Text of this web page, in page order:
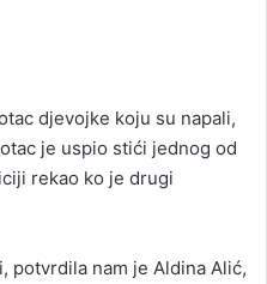
djevojke koju su napali,
je uspio stići jednog od
rekao ko je drugi
potvrdila nam je Aldina Alić,